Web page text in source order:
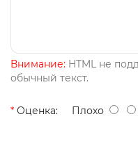
Внимание: HTML не
обычный текст.
Оценка: Плохо